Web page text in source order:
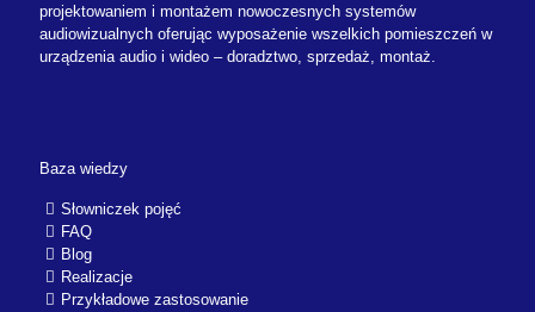
projektowaniem i montażem nowoczesnych systemów
audiowizualnych oferując wyposażenie wszelkich pomieszczeń w
urządzenia audio i wideo – doradztwo, sprzedaż, montaż.
Baza wiedzy
Słowniczek pojęć
FAQ
Blog
Realizacje
Przykładowe zastosowanie